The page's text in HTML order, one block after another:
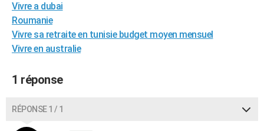
Alimentation
Guide de la santé
Maladies
Médicaments
Sommeil
VOYAGE
Destinations
City break
Voyage nature
Voyage de noces
Forum
Climat
+PHOTO
BONS PLANS
CARTE DE VOEUX
Vivre a dubai
Roumanie
Vivre sa retraite en tunisie budget moyen mensuel
Vivre en australie
1 réponse
RÉPONSE 1 / 1